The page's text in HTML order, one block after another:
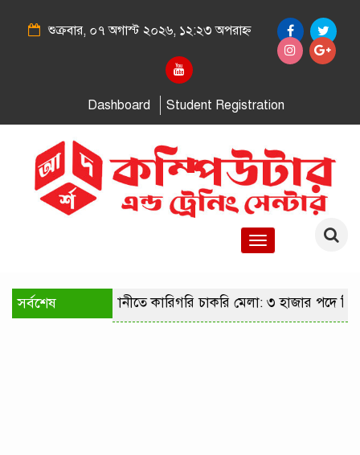
শুক্রবার, ০৭ অগাস্ট ২০২৬, ১২:২৩ অপরাহ্ন
Dashboard Student Registration
Toggle
সর্বশেষ রাজধানীতে কারিগরি চাকরি মেলা: ৩ হাজার পদে